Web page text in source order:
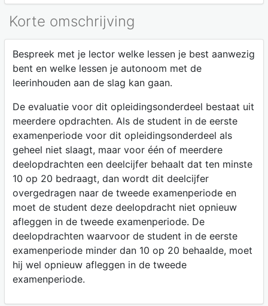
Korte omschrijving
Bespreek met je lector welke lessen je best aanwezig
bent en welke lessen je autonoom met de
leerinhouden aan de slag kan gaan.
De evaluatie voor dit opleidingsonderdeel bestaat uit
meerdere opdrachten. Als de student in de eerste
examenperiode voor dit opleidingsonderdeel als
geheel niet slaagt, maar voor één of meerdere
deelopdrachten een deelcijfer behaalt dat ten minste
10 op 20 bedraagt, dan wordt dit deelcijfer
overgedragen naar de tweede examenperiode en
moet de student deze deelopdracht niet opnieuw
afleggen in de tweede examenperiode. De
deelopdrachten waarvoor de student in de eerste
examenperiode minder dan 10 op 20 behaalde, moet
hij wel opnieuw afleggen in de tweede
examenperiode.